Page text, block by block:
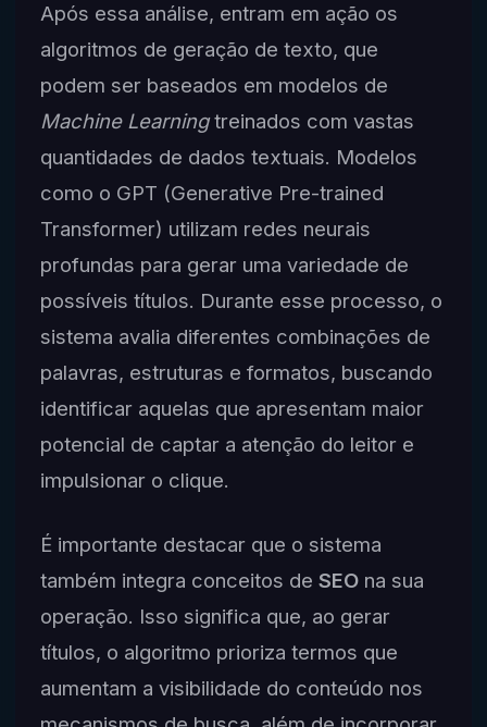
Após essa análise, entram em ação os
algoritmos de geração de texto, que
podem ser baseados em modelos de
Machine Learningtreinados com vastas
quantidades de dados textuais. Modelos
como o GPT (Generative Pre-trained
Transformer) utilizam redes neurais
profundas para gerar uma variedade de
possíveis títulos. Durante esse processo, o
sistema avalia diferentes combinações de
palavras, estruturas e formatos, buscando
identificar aquelas que apresentam maior
potencial de captar a atenção do leitor e
impulsionar o clique.
É importante destacar que o sistema
também integra conceitos de SEOna sua
operação. Isso significa que, ao gerar
títulos, o algoritmo prioriza termos que
aumentam a visibilidade do conteúdo nos